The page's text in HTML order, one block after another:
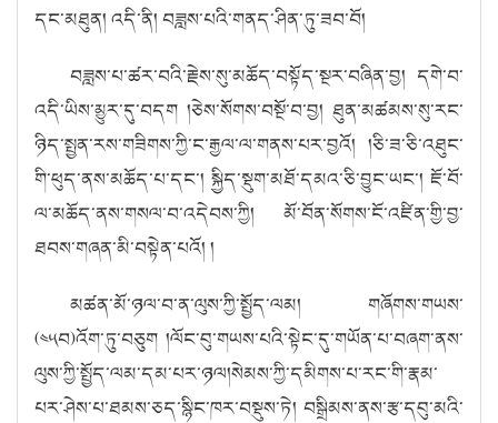
དང་མཐུན། འདི་ནི། བཟླས་པའི་གནད་ཤིན་ཏུ་ཟབ་བོ།
བཟླས་པ་ཚར་བའི་རྗེས་སུ་མཆོད་བསྟོད་སྔར་བཞིན་བྱ། དགེ་བ་
འདི་ཡིས་མྱུར་དུ་བདག །ཅེས་སོགས་བསྔོ་བ་བྱ། ཐུན་མཚམས་སུ་རང་
ཉིད་སྤྱན་རས་གཟིགས་ཀྱི་ང་རྒྱལ་ལ་གནས་པར་བྱའོ། །ཅི་ཟ་ཅི་འཐུང་
གི་ཕུད་ནས་མཆོད་པ་དང་། སྐྱིད་སྡུག་མཐོ་དམའ་ཅི་བྱུང་ཡང་། ཇོ་བོ་
ལ་མཆོད་ནས་གསལ་བ་འདེབས་ཀྱི། མོ་བོན་སོགས་ངོ་འཛིན་གྱི་བྱ་
ཐབས་གཞན་མི་བསྟེན་པའོ། །
མཚན་མོ་ཉལ་བ་ན་ལུས་ཀྱི་སྤྱོད་ལམ། གཞོགས་གཡས་
(༤༥བ)འོག་ཏུ་བཅུག །ལོང་བུ་གཡས་པའི་སྟེང་དུ་གཡོན་པ་བཞག་ནས་
ལུས་ཀྱི་སྤྱོད་ལམ་དམ་པར་ཉལ།སེམས་ཀྱི་དམིགས་པ་རང་གི་རྣམ་
པར་ཤེས་པ་ཐམས་ཅད་སྙིང་ཁར་བསྡུས་ཏེ། བསྒྲིམས་ནས་རྩ་དབུ་མའི་